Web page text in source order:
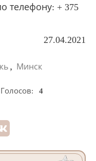
телефону: + 375
27.04.2021
, Минск
Голосов:
4